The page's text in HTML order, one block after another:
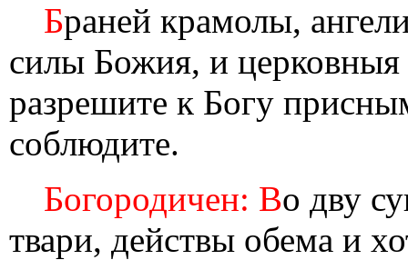
Браней крамолы,
силы Божия, и
разрешите к Богу
соблюдите.
Богородичен: Во дву
твари, действы обема и